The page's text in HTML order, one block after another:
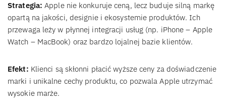
Strategia: Apple nie konkuruje ceną, lecz buduje silną markę
opartą na jakości, designie i ekosystemie produktów. Ich
przewaga leży w płynnej integracji usług (np. iPhone – Apple
Watch – MacBook) oraz bardzo lojalnej bazie klientów.
Efekt: Klienci są skłonni płacić wyższe ceny za doświadczenie
marki i unikalne cechy produktu, co pozwala Apple utrzymać
wysokie marże.